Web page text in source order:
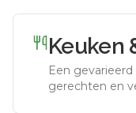
Keuken
Een
gerechten en